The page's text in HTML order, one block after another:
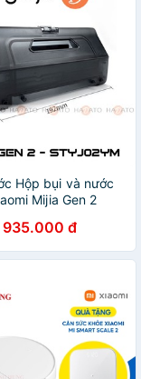
Hộp bụi và nước
Mijia Gen 2
935.000 đ